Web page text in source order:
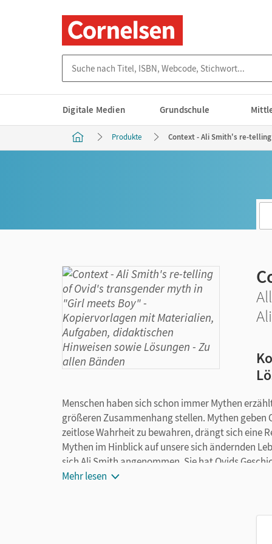
Digitale Medien Grundschule
Produkte Context - Ali Smith's re-
Menschen haben sich schon immer Mythen
größeren Zusammenhang stellen. Mythen
zeitlose Wahrheit zu bewahren, drängt sich eine
Mythen im Hinblick auf unsere sich ändernden
sich Ali Smith angenommen. Sie hat Ovids
Liebe für das 21. Jahrhundert neu erzählt.
aktuellen LGBTQ-Bewegung darüber, wie
umgesetzt wird, und verfassen in einer
Mehr lesen